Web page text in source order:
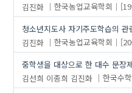
김진화
한국농업교육학회
청소년지도사 자기주도학습의 관
김진화
한국농업교육학회
중학생을 대상으로 한 대수 문장
김선희 이종희 김진화 한국수